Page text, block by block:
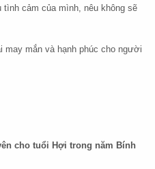
tình cảm của mình, nêu không sẽ
may mắn và hạnh phúc cho người
cho tuổi Hợi trong năm Bính